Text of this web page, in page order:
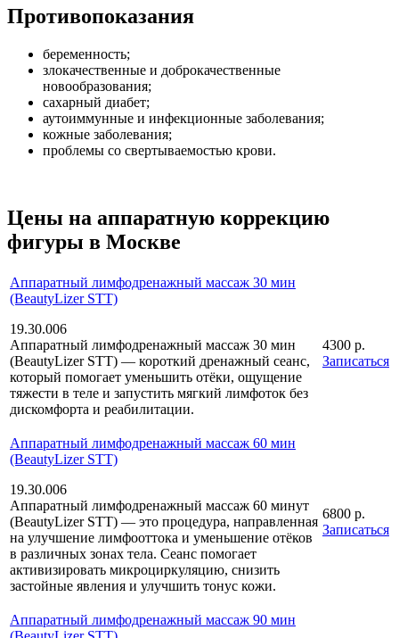
Противопоказания
беременность;
злокачественные и доброкачественные
новообразования;
сахарный диабет;
аутоиммунные и инфекционные заболевания;
кожные заболевания;
проблемы со свертываемостью крови.
Цены на аппаратную коррекцию
фигуры в Москве
Аппаратный лимфодренажный массаж 30 мин
(BeautyLizer STT)
19.30.006
Аппаратный лимфодренажный массаж 30 мин
(BeautyLizer STT) — короткий дренажный сеанс,
который помогает уменьшить отёки, ощущение
тяжести в теле и запустить мягкий лимфоток без
дискомфорта и реабилитации.
4300 р.
Записаться
Аппаратный лимфодренажный массаж 60 мин
(BeautyLizer STT)
19.30.006
Аппаратный лимфодренажный массаж 60 минут
(BeautyLizer STT) — это процедура, направленная
на улучшение лимфооттока и уменьшение отёков
в различных зонах тела. Сеанс помогает
активизировать микроциркуляцию, снизить
застойные явления и улучшить тонус кожи.
6800 р.
Записаться
Аппаратный лимфодренажный массаж 90 мин